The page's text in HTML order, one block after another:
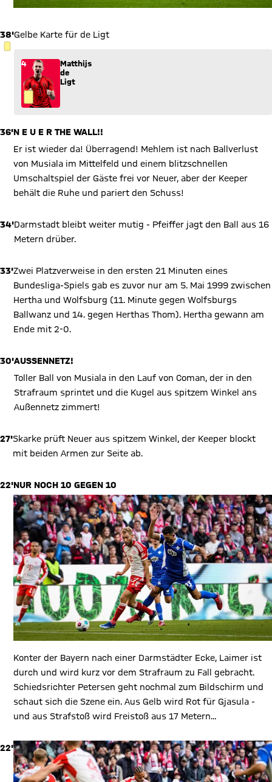
38'
GELBE KARTE
Gelbe Karte für de Ligt
4
Matthijs
de
Ligt
36'N E U E R THE WALL!!
Er ist wieder da! Überragend! Mehlem ist nach Ballverlust
von Musiala im Mittelfeld und einem blitzschnellen
Umschaltspiel der Gäste frei vor Neuer, aber der Keeper
behält die Ruhe und pariert den Schuss!
34'Darmstadt bleibt weiter mutig - Pfeiffer jagt den Ball aus 16
Metern drüber.
33'Zwei Platzverweise in den ersten 21 Minuten eines
Bundesliga-Spiels gab es zuvor nur am 5. Mai 1999 zwischen
Hertha und Wolfsburg (11. Minute gegen Wolfsburgs
Ballwanz und 14. gegen Herthas Thom). Hertha gewann am
Ende mit 2-0.
30'AUSSENNETZ!
Toller Ball von Musiala in den Lauf von Coman, der in den
Strafraum sprintet und die Kugel aus spitzem Winkel ans
Außennetz zimmert!
27'Skarke prüft Neuer aus spitzem Winkel, der Keeper blockt
mit beiden Armen zur Seite ab.
22'NUR NOCH 10 GEGEN 10
Konter der Bayern nach einer Darmstädter Ecke, Laimer ist
durch und wird kurz vor dem Strafraum zu Fall gebracht.
Schiedsrichter Petersen geht nochmal zum Bildschirm und
schaut sich die Szene ein. Aus Gelb wird Rot für Gjasula -
und aus Strafstoß wird Freistoß aus 17 Metern...
22'